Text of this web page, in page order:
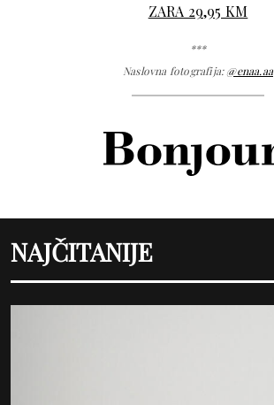
ZARA 29,95 KM
***
Naslovna fotografija:@enaa.aa
NAJČITANIJE